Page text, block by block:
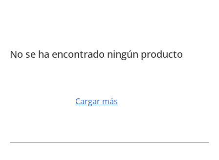
No se ha encontrado ningún producto
Cargar más